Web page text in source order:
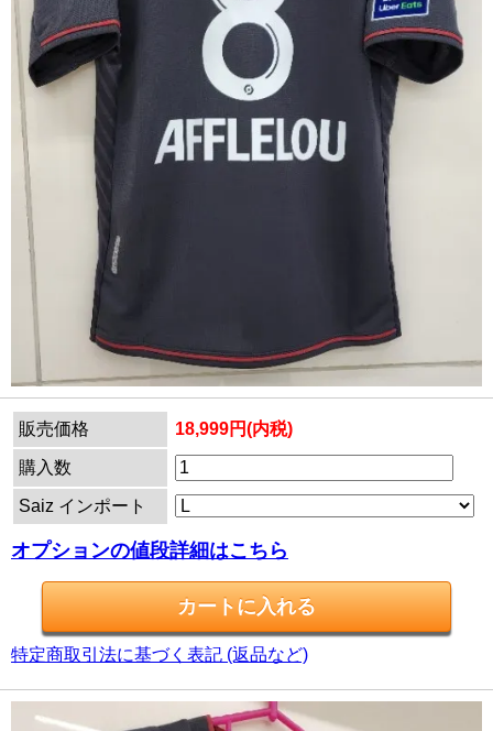
販売価格 18,999円(内税)
購入数
Saiz インポート
オプションの値段詳細はこちら
特定商取引法に基づく表記 (返品など)